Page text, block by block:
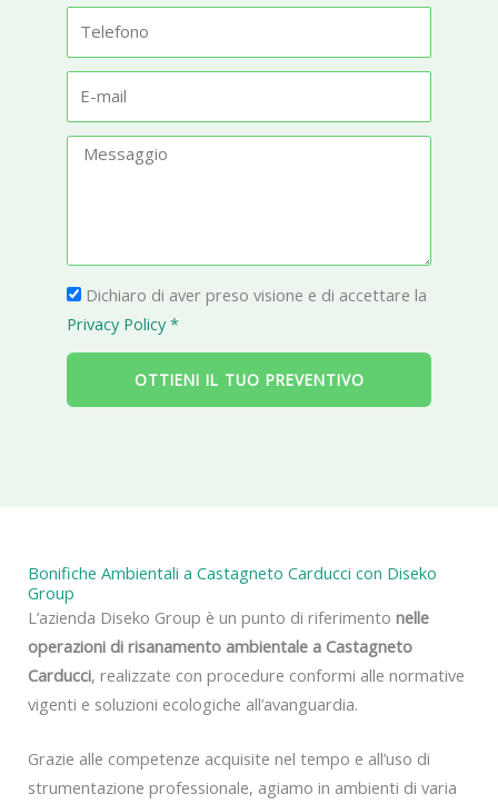
t
à
l
fm
a
g
g
i
P
r
i
a
Dichiaro di aver preso visione e di accettare la
Privacy Policy *
OTTIENI IL TUO PREVENTIVO
Bonifiche Ambientali a Castagneto Carducci con Diseko
Group
L’azienda Diseko Group è un punto di riferimento nelle
operazioni di risanamento ambientale a Castagneto
Carducci, realizzate con procedure conformi alle normative
vigenti e soluzioni ecologiche all’avanguardia.
Grazie alle competenze acquisite nel tempo e all’uso di
strumentazione professionale, agiamo in ambienti di varia